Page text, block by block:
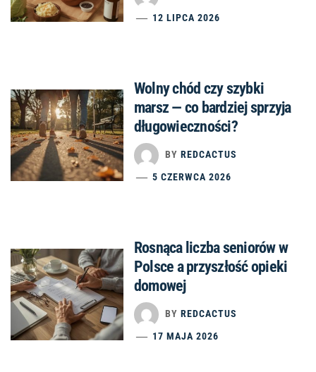
12 LIPCA 2026
Wolny chód czy szybki
marsz — co bardziej sprzyja
długowieczności?
BY REDCACTUS
5 CZERWCA 2026
Rosnąca liczba seniorów w
Polsce a przyszłość opieki
domowej
BY REDCACTUS
17 MAJA 2026